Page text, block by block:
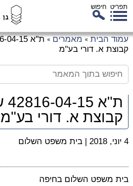
תפריט חיפוש
עמוד הבית » מאמרים »
קבוצת א. דורי בע"מ
קבוצת א. דורי בע"מ
4 יוני, 2018 | בית משפט השלום
בית משפט השלום בחיפה